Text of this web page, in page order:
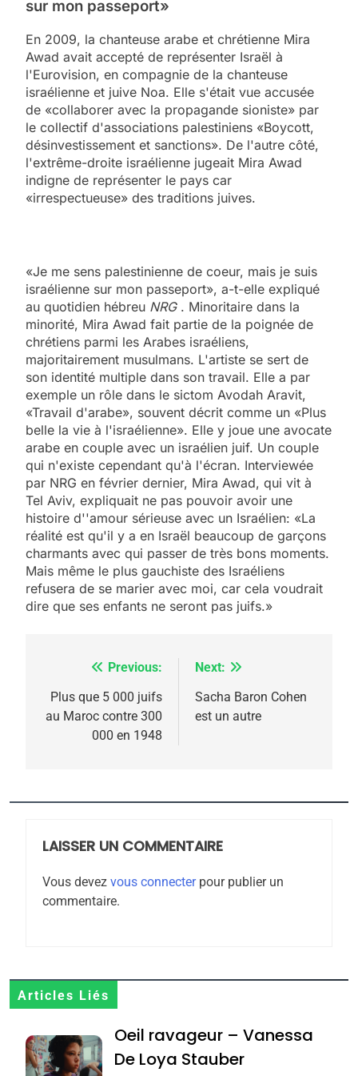
sur mon passeport»
En 2009, la chanteuse arabe et chrétienne Mira
Awad avait accepté de représenter Israël à
l'Eurovision, en compagnie de la chanteuse
israélienne et juive Noa. Elle s'était vue accusée
de «collaborer avec la propagande sioniste» par
le collectif d'associations palestiniens «Boycott,
désinvestissement et sanctions». De l'autre côté,
l'extrême-droite israélienne jugeait Mira Awad
indigne de représenter le pays car
«irrespectueuse» des traditions juives.
«Je me sens palestinienne de coeur, mais je suis
israélienne sur mon passeport», a-t-elle expliqué
au quotidien hébreu NRG. Minoritaire dans la
minorité, Mira Awad fait partie de la poignée de
chrétiens parmi les Arabes israéliens,
majoritairement musulmans. L'artiste se sert de
son identité multiple dans son travail. Elle a par
exemple un rôle dans le sictom Avodah Aravit,
«Travail d'arabe», souvent décrit comme un «Plus
belle la vie à l'israélienne». Elle y joue une avocate
arabe en couple avec un israélien juif. Un couple
qui n'existe cependant qu'à l'écran. Interviewée
par NRG en février dernier, Mira Awad, qui vit à
Tel Aviv, expliquait ne pas pouvoir avoir une
histoire d''amour sérieuse avec un Israélien: «La
réalité est qu'il y a en Israël beaucoup de garçons
charmants avec qui passer de très bons moments.
Mais même le plus gauchiste des Israéliens
refusera de se marier avec moi, car cela voudrait
dire que ses enfants ne seront pas juifs.»
Navigation
de
l’article
Previous:
Plus que 5 000 juifs
au Maroc contre 300
000 en 1948
Next:
Sacha Baron Cohen
est un autre
LAISSER UN COMMENTAIRE
Vous devez vous connecterpour publier un
commentaire.
Articles Liés
Oeil ravageur – Vanessa
De Loya Stauber
2025, l’année la plus
rapport d’ADL contre
FRANCE ISRAÉL
6
Zrihen-Dvir
7
Jacques Hadida
JUDAISME